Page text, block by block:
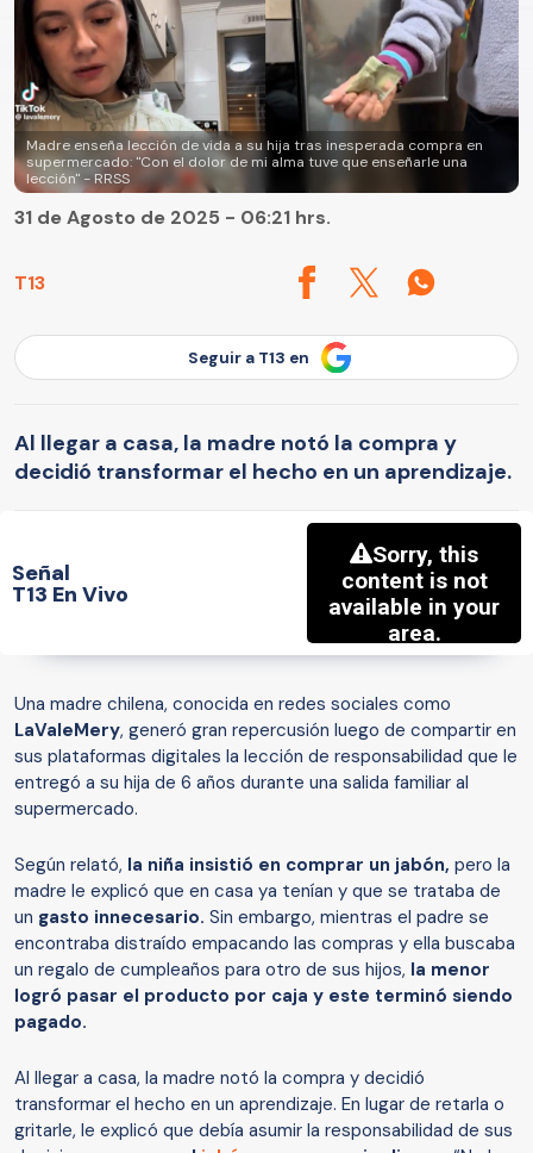
Madre enseña lección de vida a su hija tras inesperada compra en
supermercado: "Con el dolor de mi alma tuve que enseñarle una
lección" - RRSS
T13
31 de Agosto de 2025 - 06:21 hrs.
Seguir a T13 en
Al llegar a casa, la madre notó la compra y
decidió transformar el hecho en un aprendizaje.
Señal
T13 En Vivo
Una madre chilena, conocida en redes sociales como
LaValeMery, generó gran repercusión luego de compartir en
sus plataformas digitales la lección de responsabilidad que le
entregó a su hija de 6 años durante una salida familiar al
supermercado.
Según relató, la niña insistió en comprar un jabón, pero la
madre le explicó que en casa ya tenían y que se trataba de
un gasto innecesario. Sin embargo, mientras el padre se
encontraba distraído empacando las compras y ella buscaba
un regalo de cumpleaños para otro de sus hijos, la menor
logró pasar el producto por caja y este terminó siendo
pagado.
Al llegar a casa, la madre notó la compra y decidió
transformar el hecho en un aprendizaje. En lugar de retarla o
gritarle, le explicó que debía asumir la responsabilidad de sus